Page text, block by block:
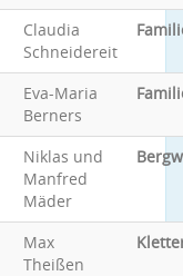
Claudia
Schneidereit
Eva-Maria
Berners
Niklas und
Manfred
Mäder
Max
Theißen